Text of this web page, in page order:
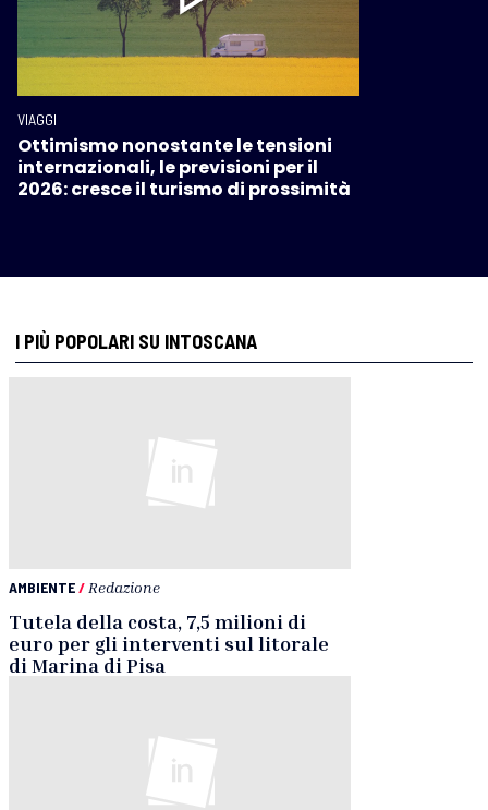
VIAGGI
Ottimismo nonostante le tensioni
internazionali, le previsioni per il
2026: cresce il turismo di prossimità
I PIÙ POPOLARI SU INTOSCANA
AMBIENTE/ Redazione
Tutela della costa, 7,5 milioni di
euro per gli interventi sul litorale
di Marina di Pisa